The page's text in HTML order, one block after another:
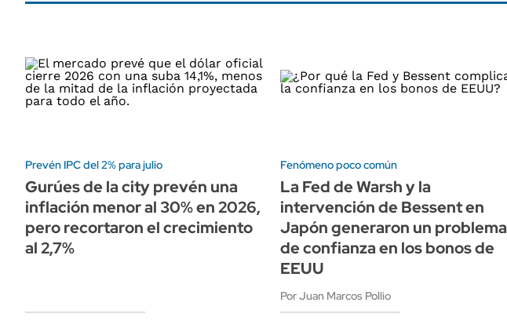
Prevén IPC del 2% para julio
Gurúes de la city prevén una
inflación menor al 30% en 2026,
pero recortaron el crecimiento
al 2,7%
Fenómeno poco común
La Fed de Warsh y la
intervención de Bessent en
Japón generaron un problema
de confianza en los bonos de
EEUU
Por Juan Marcos Pollio